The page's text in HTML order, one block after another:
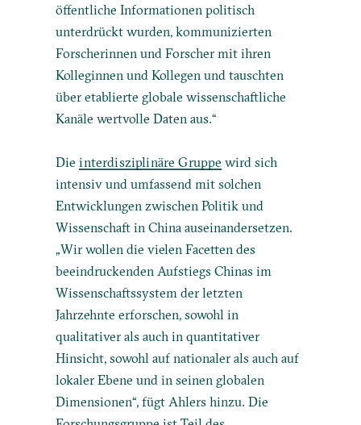
öffentliche Informationen politisch
unterdrückt wurden, kommunizierten
Forscherinnen und Forscher mit ihren
Kolleginnen und Kollegen und tauschten
über etablierte globale wissenschaftliche
Kanäle wertvolle Daten aus.“
Dieinterdisziplinäre Gruppe wird sich
intensiv und umfassend mit solchen
Entwicklungen zwischen Politik und
Wissenschaft in China auseinandersetzen.
„Wir wollen die vielen Facetten des
beeindruckenden Aufstiegs Chinas im
Wissenschaftssystem der letzten
Jahrzehnte erforschen, sowohl in
qualitativer als auch in quantitativer
Hinsicht, sowohl auf nationaler als auch auf
lokaler Ebene und in seinen globalen
Dimensionen“, fügt Ahlers hinzu. Die